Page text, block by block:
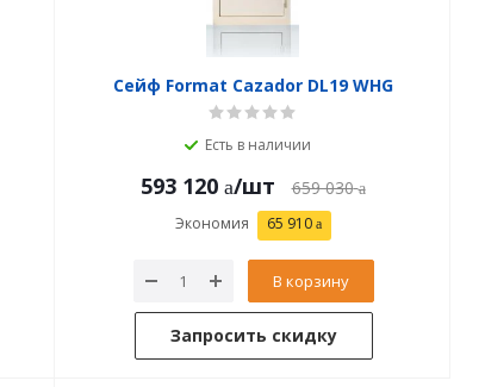
Сейф Format Cazador DL19 WHG
Есть в наличии
593 120 /шт 659 030
Экономия 65 910
В корзину
Запросить скидку